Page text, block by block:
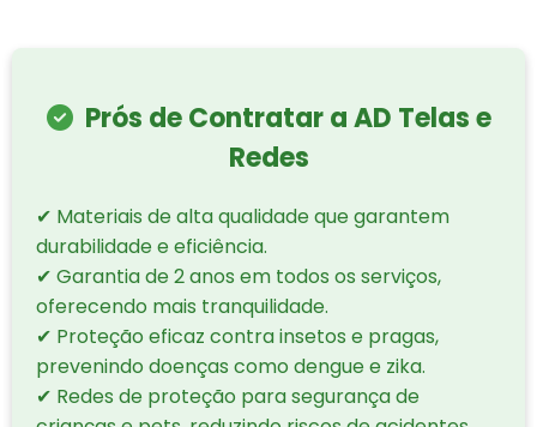
Prós de Contratar a AD Telas e
Redes
✔ Materiais de alta qualidade que garantem
durabilidade e eficiência.
✔ Garantia de 2 anos em todos os serviços,
oferecendo mais tranquilidade.
✔ Proteção eficaz contra insetos e pragas,
prevenindo doenças como dengue e zika.
✔ Redes de proteção para segurança de